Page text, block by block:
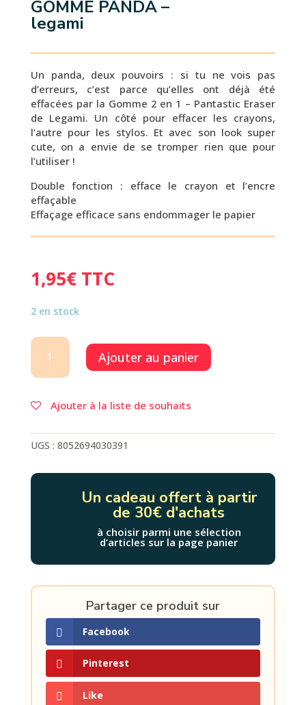
GOMME PANDA –
legami
Un panda, deux pouvoirs : si tu ne vois pas
d’erreurs, c’est parce qu’elles ont déjà été
effacées par la Gomme 2 en 1 – Pantastic Eraser
de Legami. Un côté pour effacer les crayons,
l’autre pour les stylos. Et avec son look super
cute, on a envie de se tromper rien que pour
l’utiliser !
Double fonction : efface le crayon et l’encre
effaçable
Effaçage efficace sans endommager le papier
1,95€ TTC
2 en stock
quantité
GOMME
-
legami
Ajouter au panier
Ajouter à la liste de souhaits
UGS : 8052694030391
Un cadeau offert à partir
de 30€ d'achats
à choisir parmi une sélection
d’articles sur la page panier
Partager ce produit sur
Facebook
Pinterest
Like